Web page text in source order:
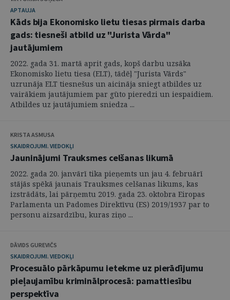
APTAUJA
Kāds bija Ekonomisko lietu tiesas pirmais darba
gads: tiesneši atbild uz "Jurista Vārda"
jautājumiem
2022. gada 31. martā aprit gads, kopš darbu uzsāka
Ekonomisko lietu tiesa (ELT), tādēļ "Jurista Vārds"
uzrunāja ELT tiesnešus un aicināja sniegt atbildes uz
vairākiem jautājumiem par gūto pieredzi un iespaidiem.
Atbildes uz jautājumiem sniedza ...
KRISTA ASMUSA
SKAIDROJUMI. VIEDOKĻI
Jauninājumi Trauksmes celšanas likumā
2022. gada 20. janvārī tika pieņemts un jau 4. februārī
stājās spēkā jaunais Trauksmes celšanas likums, kas
izstrādāts, lai pārņemtu 2019. gada 23. oktobra Eiropas
Parlamenta un Padomes Direktīvu (ES) 2019/1937 par to
personu aizsardzību, kuras ziņo ...
DĀVIDS GUREVIČS
SKAIDROJUMI. VIEDOKĻI
Procesuālo pārkāpumu ietekme uz pierādījumu
pieļaujamību kriminālprocesā: pamattiesību
perspektīva